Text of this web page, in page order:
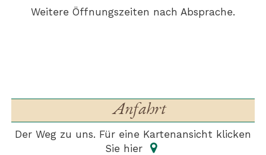
Weitere Öffnungszeiten nach Absprache.
Anfahrt
Der Weg zu uns. Für eine Kartenansicht klicken
Sie hier